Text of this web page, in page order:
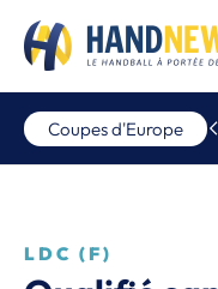
Coupes d'Europe
LDC (F)